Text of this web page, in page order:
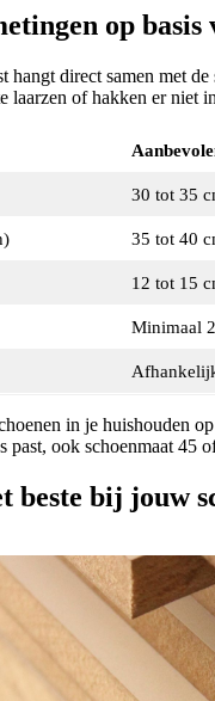
op basis
hangt direct samen met
laarzen of hakken er niet
30 tot 35
35 tot 40
12 tot 15
Minimaal
in je huishouden
ook schoenmaat 45
beste bij jouw